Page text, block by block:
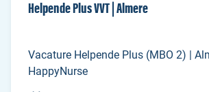
Helpende Plus VVT | Almere
Vacature Helpende Plus (MBO 2) |
HappyNurse